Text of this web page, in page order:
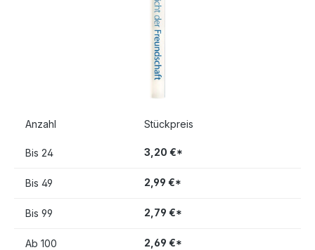
Anzahl Stückpreis
Bis 24 3,20 €*
Bis 49 2,99 €*
Bis 99 2,79 €*
Ab 100 2,69 €*